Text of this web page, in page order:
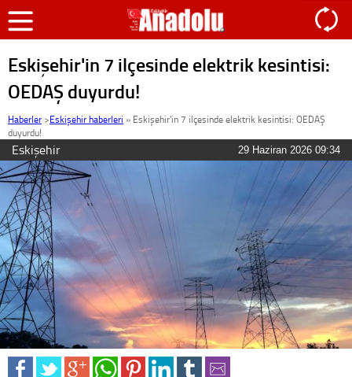
Eskişehir'in 7 ilçesinde elektrik kesintisi:
OEDAŞ duyurdu!
Haberler >Eskişehir haberleri » Eskişehir'in 7 ilçesinde elektrik kesintisi: OEDAŞ
duyurdu!
Eskişehir 29 Haziran 2026 09:34